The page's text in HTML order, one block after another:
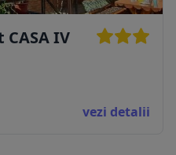
IV
vezi detalii